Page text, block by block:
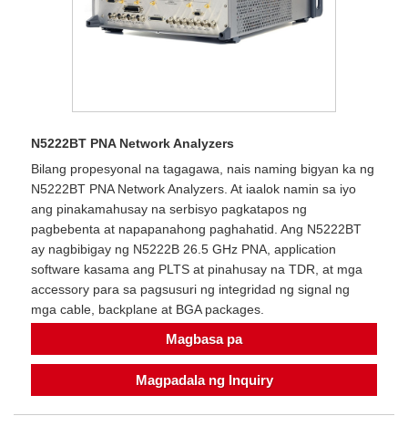
N5222BT PNA Network Analyzers
Bilang propesyonal na tagagawa, nais naming bigyan ka ng
N5222BT PNA Network Analyzers. At iaalok namin sa iyo
ang pinakamahusay na serbisyo pagkatapos ng
pagbebenta at napapanahong paghahatid. Ang N5222BT
ay nagbibigay ng N5222B 26.5 GHz PNA, application
software kasama ang PLTS at pinahusay na TDR, at mga
accessory para sa pagsusuri ng integridad ng signal ng
mga cable, backplane at BGA packages.
Magbasa pa
Magpadala ng Inquiry